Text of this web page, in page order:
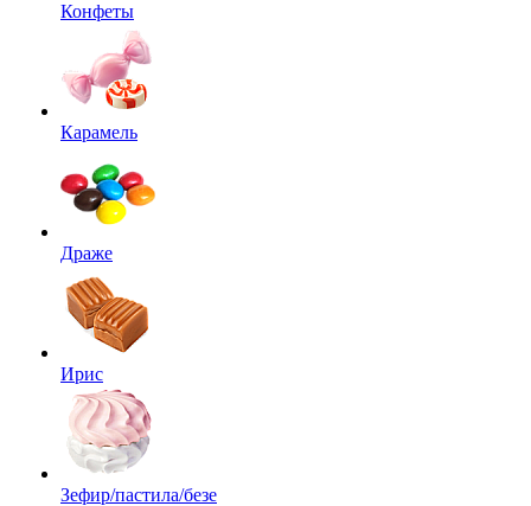
Конфеты
Карамель
Драже
Ирис
Зефир/пастила/безе